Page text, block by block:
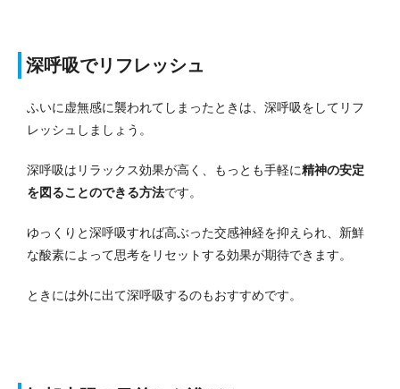
深呼吸でリフレッシュ
ふいに虚無感に襲われてしまったときは、深呼吸をしてリフ
レッシュしましょう。
深呼吸はリラックス効果が高く、もっとも手軽に精神の安定
を図ることのできる方法です。
ゆっくりと深呼吸すれば高ぶった交感神経を抑えられ、新鮮
な酸素によって思考をリセットする効果が期待できます。
ときには外に出て深呼吸するのもおすすめです。